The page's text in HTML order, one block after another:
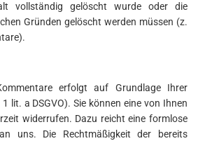
vollständig gelöscht wurde oder die
Gründen gelöscht werden müssen (z.
erfolgt auf Grundlage Ihrer
lit. a DSGVO). Sie können eine von Ihnen
widerrufen. Dazu reicht eine formlose
uns. Die Rechtmäßigkeit der bereits